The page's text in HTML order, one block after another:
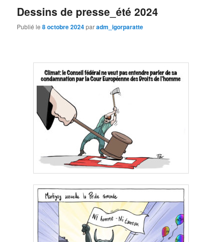
Dessins de presse_été 2024
Publié le8 octobre 2024paradm_igorparatte